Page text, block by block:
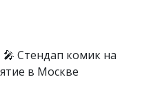
🎤 Стендап комик на
в Москве